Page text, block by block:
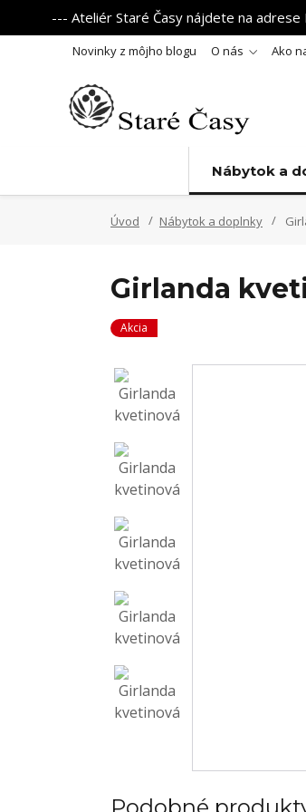
--- Ateliér Staré Časy nájdete na
Novinky z môjho blogu O nás Ako
Nábytok a
Úvod Nábytok a doplnky
Girlanda
Akcia